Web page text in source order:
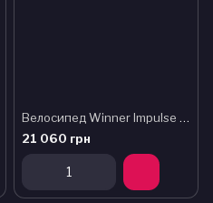
Велосипед Winner Impulse 29 2025 XL синий
21 060 грн